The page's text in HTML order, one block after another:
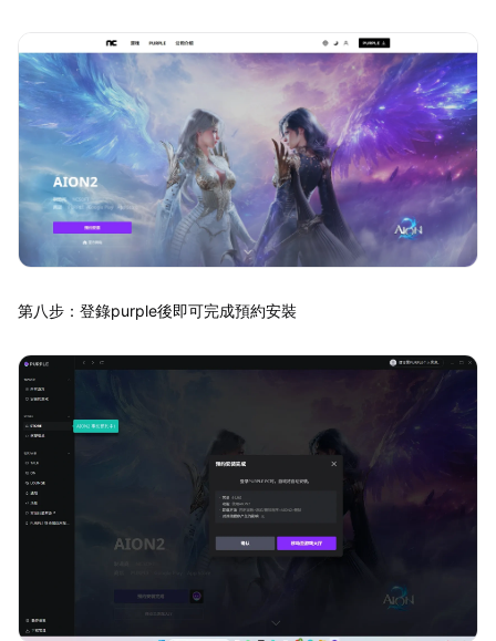
第八步：登錄purple後即可完成預約安裝